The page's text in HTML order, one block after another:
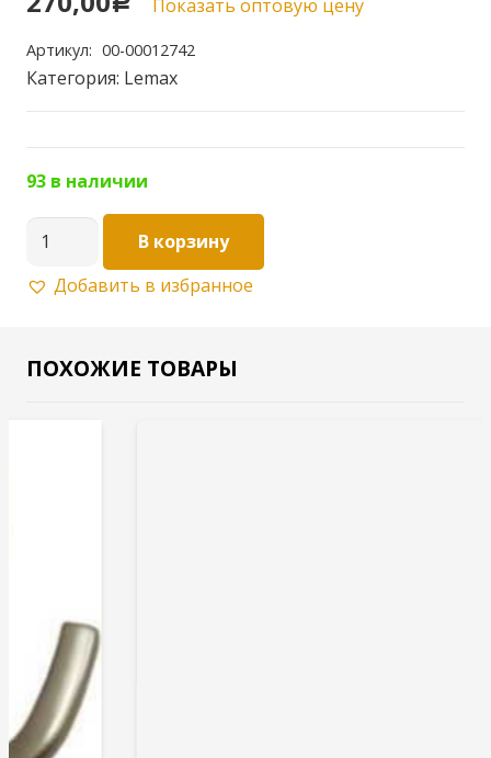
Показать оптовую цену
Артикул: 00-00012742
Категория: Lemax
93 в наличии
Количество
Мебельный
В корзину
Добавить в избранное
ПОХОЖИЕ ТОВАРЫ